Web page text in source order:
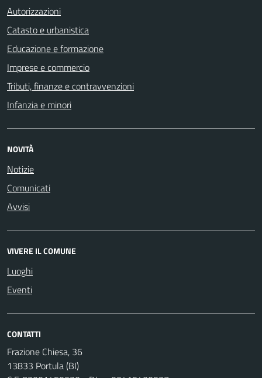
Autorizzazioni
Catasto e urbanistica
Educazione e formazione
Imprese e commercio
Tributi, finanze e contravvenzioni
Infanzia e minori
NOVITÀ
Notizie
Comunicati
Avvisi
VIVERE IL COMUNE
Luoghi
Eventi
CONTATTI
Frazione Chiesa, 36
13833 Portula (BI)